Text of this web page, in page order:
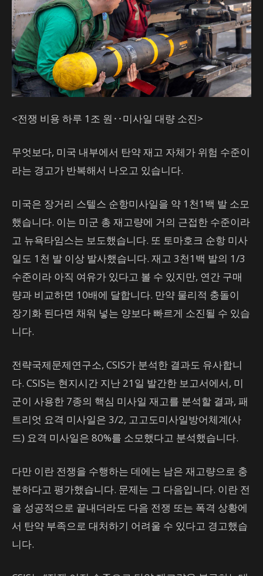
<전쟁 비용 하루 1조 원‥미사일 대량 소진>
무엇보다, 미국 내부에서 탄약 재고 자체가 위험 수준이
라는 경고가 반복해서 나오고 있습니다.
미국은 장거리 스텔스 순항미사일을 약 1천1백 발 소모
했습니다. 이는 미군 총 재고량에 거의 근접한 수준이라
고 뉴욕타임스는 보도했습니다. 또 토마호크 순항 미사
일도 1천 발 이상 발사했습니다. 재고 3천1백 발의 1/3
수준이라 아직 여유가 있다고 볼 수 있지만, 연간 구매
량과 비교하면 10배에 달합니다. 만약 물리적 충돌이
장기화 된다면 채워 넣는 양보다 빠르게 소진될 수 있습
니다.
전략국제문제연구소, CSIS가 분석한 결과도 유사합니
다. CSIS는 현지시간 지난 21일 발간한 보고서에서, 미
군이 사용한 7종의 핵심 미사일 재고를 분석할 결과, 패
트리엇 요격 미사일은 3/2, 고고도미사일방어체계(사
드) 요격 미사일은 80%를 소모했다고 분석했습니다.
다만 이란 전쟁을 수행하는 데에는 남은 재고량으로 충
분하다고 평가했습니다. 문제는 그 다음입니다. 이란 전
을 성공적으로 끝내더라도 다음 전쟁 또는 폭격 상황에
서 탄약 부족으로 대처하기 어려울 수 있다고 경고했습
니다.